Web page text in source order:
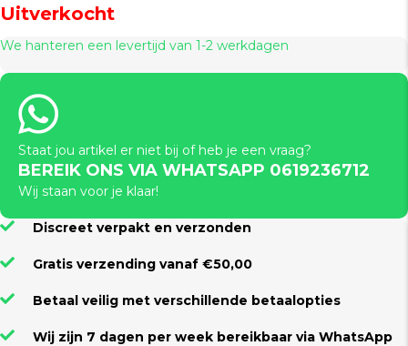
Uitverkocht
We hanteren een levertijd van 1-2 werkdagen
Staat jou artikel er niet bij of heb je een vraag?
BEREIK ONS VIA WHATSAPP 0619236712
Wij staan voor je klaar!
Discreet verpakt en verzonden
Gratis verzending vanaf €50,00
Betaal veilig met verschillende betaalopties
Wij zijn 7 dagen per week bereikbaar via WhatsApp